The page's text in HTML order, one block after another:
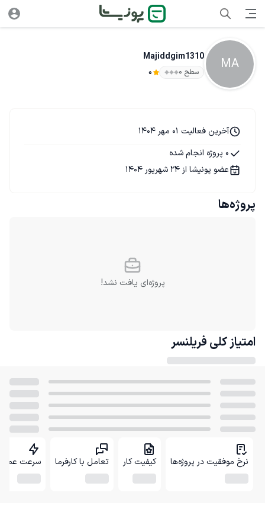
MA
Majiddgim1310
سطح ۰ 0
آخرین فعالیت 01 مهر 1404
0 پروژه انجام شده
عضو پونیشا از 24 شهریور 1404
پروژه‌ها
پروژه‌ای یافت نشد!
امتیاز کلی فریلنسر
نرخ موفقیت در پروژه‌ها کیفیت کار تعامل با کارفرما سرعت عمل